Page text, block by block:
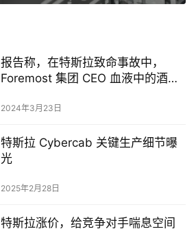
报告称，在特斯拉致命事故中，
Foremost 集团 CEO 血液中的酒精
2024年3月23日
特斯拉 Cyber​​cab 关键生产细节曝
光
2025年2月28日
特斯拉涨价，给竞争对手喘息空间